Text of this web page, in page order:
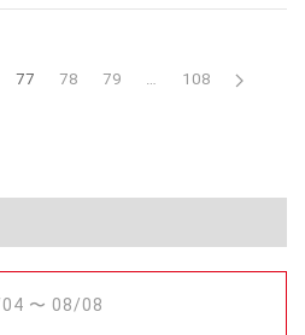
77 78 79 … 108
〜 08/08